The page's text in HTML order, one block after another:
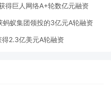
得巨人网络A+轮数亿元融资
蚁集团领投的3亿元A轮融资
2.3亿美元A轮融资